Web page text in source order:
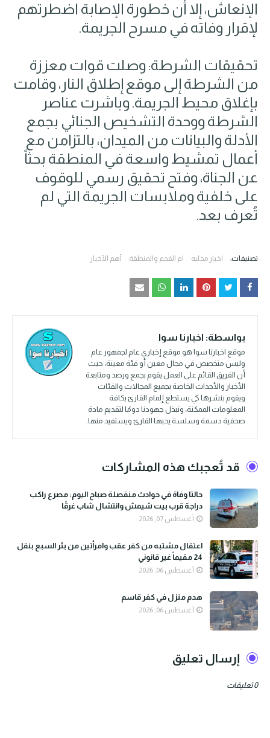
الإنعاش، إلا أن خطورة الإصابة اضطرتهم
لإقرار وفاته في مسرح الجريمة.
تحقيقات الشرطة: وصلت قوات معززة
من الشرطة إلى موقع إطلاق النار، وقامت
بإغلاق محيط الجريمة. وباشرت عناصر
الشرطة ووحدة التشخيص الجنائي بجمع
الأدلة والبيانات من الميدان، بالتزامن مع
أعمال تمشيط واسعة في المنطقة بحثاً
عن الجناة، وفتح تحقيق رسمي للوقوف
على خلفية وملابسات الجريمة التي لم
تُعرف بعد.
تصنيفات: اخبار محليه ام الفحم والمنطقة أهم الأخبار
بواسطة: اخبارنا سوا
موقع اخبارنا سوا هو موقع إخباري عام لجمهور عام
وليس متخصص في مجال معين أو فئة معينة، حيث
أن الفريق القائم على العمل يقوم بجمع ورصد ومتابعة
الأخبار والأحداث الخاصة بجميع المجالات والفئات
ويقوم بنشرها كي يستطع إلمام القارئ بكافة
المعلومات الممكنة، ونبذل جهودنا دومًا لتقديم مادة
صحفية دسمة وسلسة يحبها القارئ ويستفيد منها.
قد تُعجبك هذه المشاركات
حالتا وفاة في حوادث منفصلة صباح اليوم: مصرع راكب
دراجة قرب بيت شيمش وانتشال شاب غرقًا
أغسطس 07, 2026
اعتقال مشتبه من كفر عقب وامرأتين من بئر السبع بنقل
24 مقيماً غير قانوني
أغسطس 06, 2026
هدم منزل في كفر قاسم
أغسطس 06, 2026
إرسال تعليق
0 تعليقات